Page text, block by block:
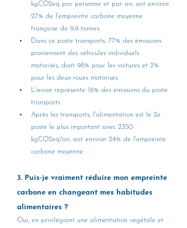
kgCO2eq par personne et par an, soit environ
27% de l'empreinte carbone moyenne
française de 9,9 tonnes.
Dans ce poste transports, 77% des émissions
proviennent des véhicules individuels
motorisés, dont 98% pour les voitures et 2%
pour les deux-roues motorisés.
L'avion représente 16% des émissions du poste
transports.
Après les transports, l'alimentation est le 2e
poste le plus important avec 2350
kgCO2eq/an, soit environ 24% de l'empreinte
carbone moyenne.
3. Puis-je vraiment réduire mon empreinte
carbone en changeant mes habitudes
alimentaires ?
Oui, en privilégiant une alimentation végétale et